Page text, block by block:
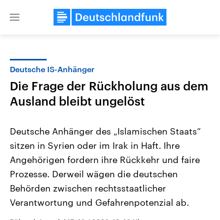
Close
Landtagswahl Sachsen-Anhalt
2026
Alle Informationen
September 2026 einen neuen
Bundesland von einer Koalition aus
USA
Aktuelle Beiträge,
Hintergründe
gehören die Vereinigten
mit großem Einfluss auf
Deutsche IS-Anhänger
Die Frage der Rückholung aus dem
Ausland bleibt ungelöst
Deutsche Anhänger des „Islamischen Staats”
sitzen in Syrien oder im Irak in Haft. Ihre
Angehörigen fordern ihre Rückkehr und faire
Prozesse. Derweil wägen die deutschen
Behörden zwischen rechtsstaatlicher
Verantwortung und Gefahrenpotenzial ab.